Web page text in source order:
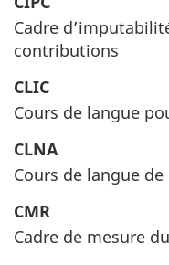
Cadre
contributions
CLIC
Cours de langue
CLNA
Cours de langue
CMR
Cadre de mesure